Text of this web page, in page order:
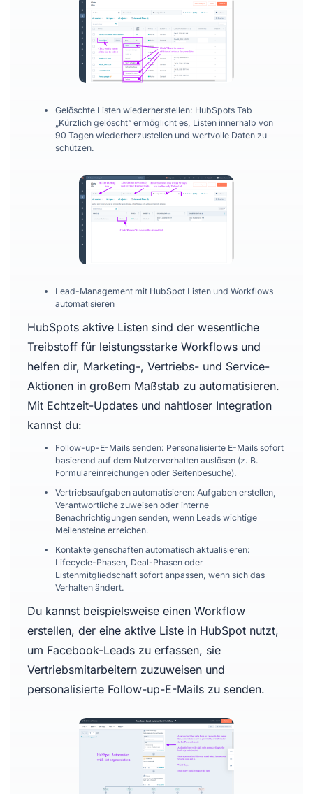
Gelöschte Listen wiederherstellen: HubSpots Tab
„Kürzlich gelöscht“ ermöglicht es, Listen innerhalb von
90 Tagen wiederherzustellen und wertvolle Daten zu
schützen.
Lead-Management mit HubSpot Listen und Workflows
automatisieren
HubSpots aktive Listen sind der wesentliche
Treibstoff für leistungsstarke Workflows und
helfen dir, Marketing-, Vertriebs- und Service-
Aktionen in großem Maßstab zu automatisieren.
Mit Echtzeit-Updates und nahtloser Integration
kannst du:
Follow-up-E-Mails senden: Personalisierte E-Mails sofort
basierend auf dem Nutzerverhalten auslösen (z. B.
Formulareinreichungen oder Seitenbesuche).
Vertriebsaufgaben automatisieren: Aufgaben erstellen,
Verantwortliche zuweisen oder interne
Benachrichtigungen senden, wenn Leads wichtige
Meilensteine erreichen.
Kontakteigenschaften automatisch aktualisieren:
Lifecycle-Phasen, Deal-Phasen oder
Listenmitgliedschaft sofort anpassen, wenn sich das
Verhalten ändert.
Du kannst beispielsweise einen Workflow
erstellen, der eine aktive Liste in HubSpot nutzt,
um Facebook-Leads zu erfassen, sie
Vertriebsmitarbeitern zuzuweisen und
personalisierte Follow-up-E-Mails zu senden.